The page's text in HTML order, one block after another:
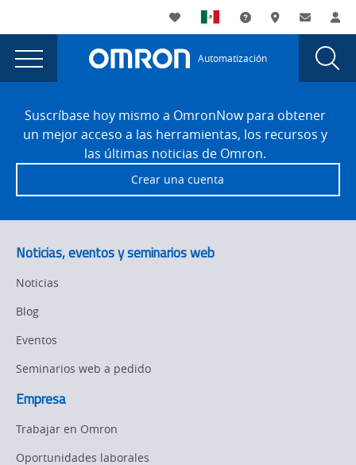
currently
viewing
the
Machine
Safety
Utility
Navigation
My List Soporte DóndeContacto
Main
Navigation
Automatización
Foundations
Machine
Safety
FooterSuscríbase hoy mismo a OmronNow para obtener
un mejor acceso a las herramientas, los recursos y
las últimas noticias de Omron.
Crear una cuenta
Noticias, eventos y seminarios web
Noticias
Blog
Eventos
Seminarios web a pedido
Empresa
Trabajar en Omron
Oportunidades laborales